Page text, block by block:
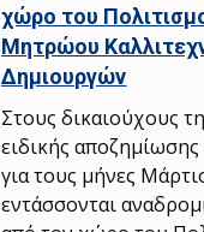
χώρο του
Μητρώου
Δημιουργών
Στους δικαιούχους
ειδικής
για τους μήνες
εντάσσονται